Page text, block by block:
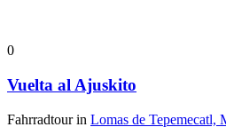
0
Vuelta al Ajuskito
Fahrradtour in Lomas de Tepemecatl,